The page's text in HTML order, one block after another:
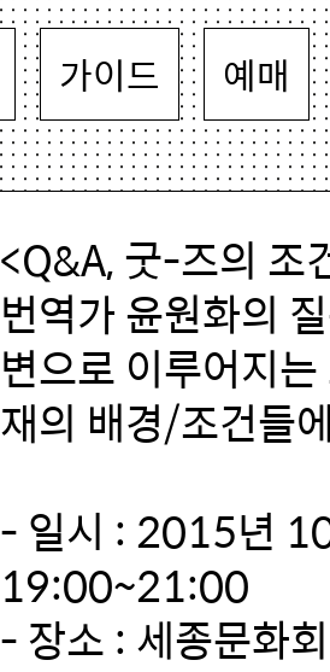
가이드 예매
<Q&A, 굿-즈의 조
번역가 윤원화의
변으로 이루어지
재의 배경/조건들
- 일시 : 2015년
19:00~21:00
- 장소 : 세종문화